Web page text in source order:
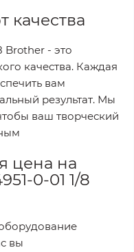
качества
Brother - это
качества. Каждая
вам
результат. Мы
ваш творческий
цена на
0-01 1/8
вы